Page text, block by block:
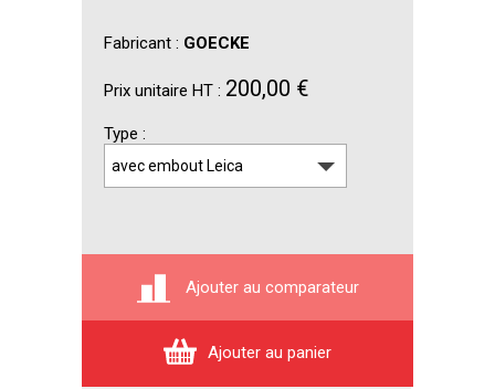
Fabricant : GOECKE
Prix unitaire HT : 200,00 €
Type
Ajouter au comparateur
Ajouter au panier